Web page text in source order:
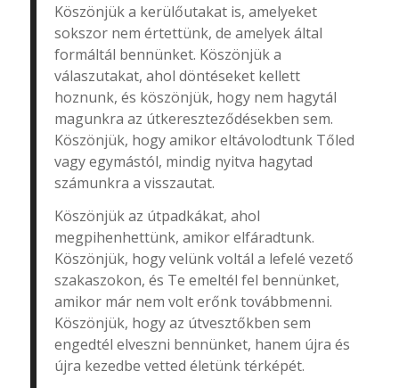
Köszönjük a kerülőutakat is, amelyeket
sokszor nem értettünk, de amelyek által
formáltál bennünket. Köszönjük a
válaszutakat, ahol döntéseket kellett
hoznunk, és köszönjük, hogy nem hagytál
magunkra az útkereszteződésekben sem.
Köszönjük, hogy amikor eltávolodtunk Tőled
vagy egymástól, mindig nyitva hagytad
számunkra a visszautat.
Köszönjük az útpadkákat, ahol
megpihenhettünk, amikor elfáradtunk.
Köszönjük, hogy velünk voltál a lefelé vezető
szakaszokon, és Te emeltél fel bennünket,
amikor már nem volt erőnk továbbmenni.
Köszönjük, hogy az útvesztőkben sem
engedtél elveszni bennünket, hanem újra és
újra kezedbe vetted életünk térképét.